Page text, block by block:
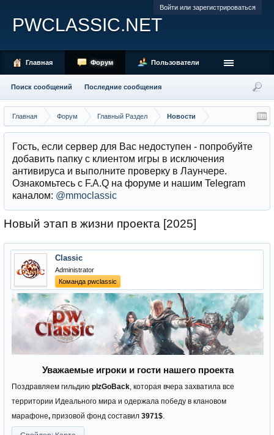
Войти или зарегистрироваться
Главная Форум Главный Раздел Новости
Гость, если сервер для Вас недоступен - попробуйте
добавить папку с клиентом игры в исключения
антивируса и выполните проверку в Лаунчере.
Ознакомьтесь с F.A.Q на форуме и нашим Telegram
каналом: @mmoclassic
Новый этап в жизни проекта [2025]
Classic
Administrator
Команда pwclassic
Уважаемые игроки и гости нашего проекта
Поздравляем гильдию plzGoBack , которая вчера захватила все
территории Идеального мира и одержала победу в клановом
марафоне, призовой фонд составил 3971$
PWCLASSIC.NET
Главная Форум
Поиск сообщений Последние сообщения
Пользователи